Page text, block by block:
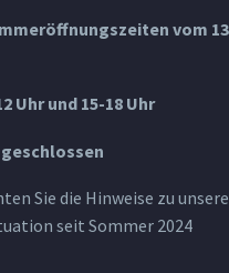
vom
Uhr und 15-18 Uhr
Sie die Hinweise zu
seit Sommer 2024